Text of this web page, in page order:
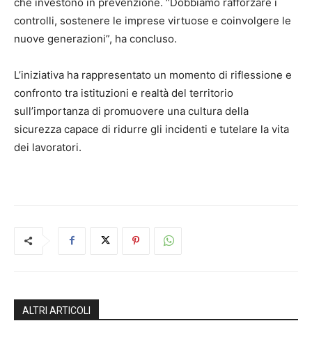
controlli, sostenere le imprese virtuose e coinvolgere le
nuove generazioni”, ha concluso.
L’iniziativa ha rappresentato un momento di riflessione e
confronto tra istituzioni e realtà del territorio
sull’importanza di promuovere una cultura della
sicurezza capace di ridurre gli incidenti e tutelare la vita
dei lavoratori.
ALTRI ARTICOLI